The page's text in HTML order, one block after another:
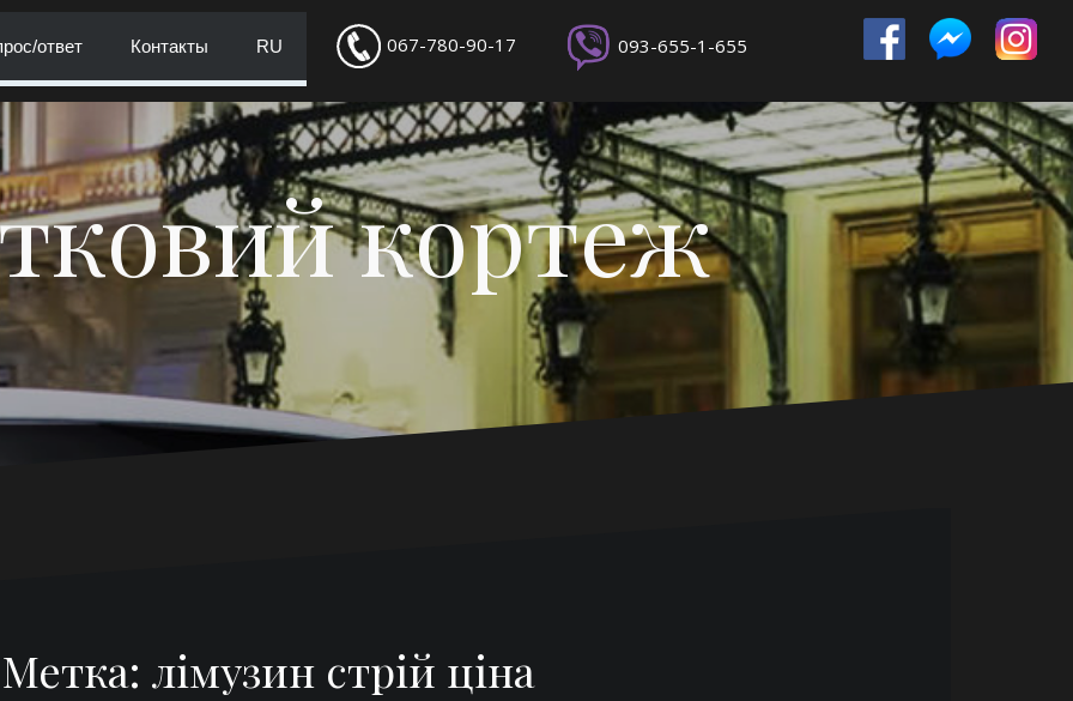
ответ Контакты RU 067-780-90-17 093-655-1-655
кортеж
Метка: лімузин стрій ціна